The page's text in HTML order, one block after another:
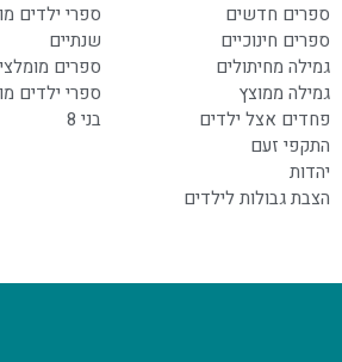
ספרים חדשים
ספרים חינוכיים
גמילה מחיתולים
גמילה ממוצץ
פחדים אצל ילדים
התקפי זעם
יהדות
הצבת גבולות לילדים
ספרי ילדים
שנתיים
ספרים
ספרי ילדים
בני 8